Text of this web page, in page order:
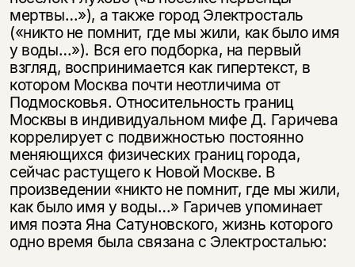
мертвы…»), а также город Электросталь
(«никто не помнит, где мы жили, как было имя
у воды…»). Вся его подборка, на первый
взгляд, воспринимается как гипертекст, в
котором Москва почти неотличима от
Подмосковья. Относительность границ
Москвы в индивидуальном мифе Д. Гаричева
коррелирует с подвижностью постоянно
меняющихся физических границ города,
сейчас растущего к Новой Москве. В
произведении «никто не помнит, где мы жили,
как было имя у воды…» Гаричев упоминает
имя поэта Яна Сатуновского, жизнь которого
одно время была связана с Электросталью: